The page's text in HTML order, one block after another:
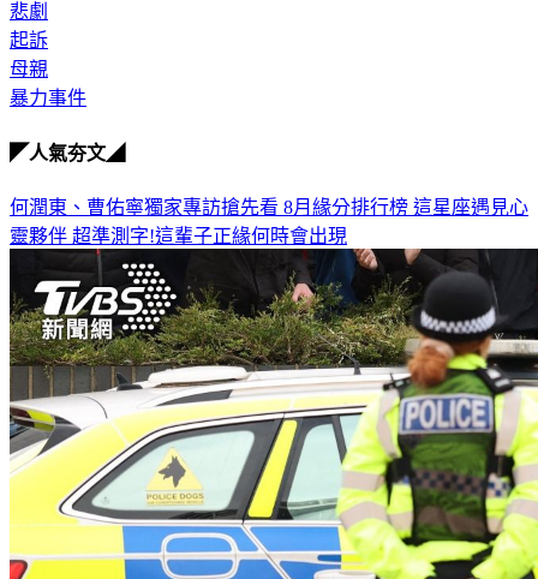
悲劇
起訴
母親
暴力事件
◤人氣夯文◢
何潤東、曹佑寧獨家專訪搶先看 8月緣分排行榜 這星座遇見心
靈夥伴 超準測字!這輩子正緣何時會出現